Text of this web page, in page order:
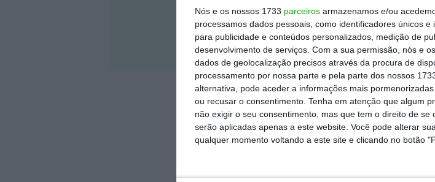
Nós e os nossos 1733 parceiros armazenamos e/ou
processamos dados pessoais, como identificadores únicos
para publicidade e conteúdos personalizados, medição de
desenvolvimento de serviços. Com a sua permissão, nós e
dados de geolocalização precisos através da procura de
processamento por nossa parte e pela parte dos nossos
alternativa, pode aceder a informações mais
ou recusar o consentimento. Tenha em atenção que algum
não exigir o seu consentimento, mas que tem o direito de
serão aplicadas apenas a este website. Você pode alterar
qualquer momento voltando a este site e clicando no botão
Assine já
Veja todos os planos